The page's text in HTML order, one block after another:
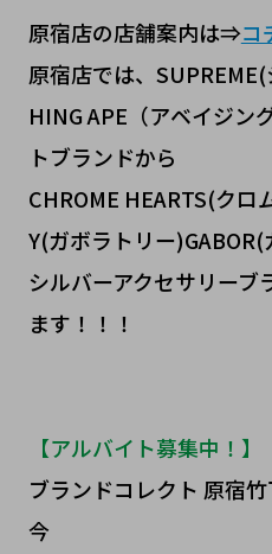
原宿店の店舗案内は⇒コ
原宿店では、
HING APE（アベイジン
トブランドから
CHROME HEARTS(クロ
Y(ガボラトリー
シルバーアクセサリーブ
ます！！！
【アルバイト募集中！】
ブランドコレクト 原宿
今